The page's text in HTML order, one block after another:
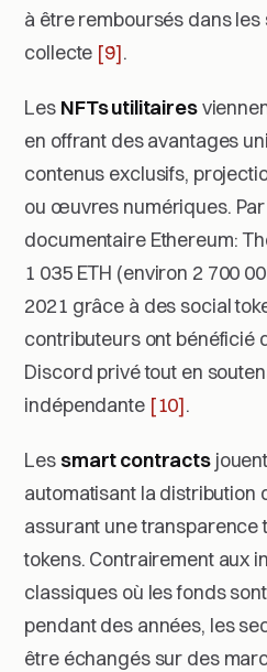
à être remboursés dans les
collecte [9].
Les NFTs utilitaires
en offrant des avantages
contenus exclusifs,
ou œuvres numériques.
documentaire Ethereum:
1 035 ETH (environ 2 700
2021 grâce à des social
contributeurs ont bénéficié
Discord privé tout en
indépendante [10].
Les smart contracts
automatisant la distribution
assurant une transparence
tokens. Contrairement aux
classiques où les fonds
pendant des années, les
être échangés sur des